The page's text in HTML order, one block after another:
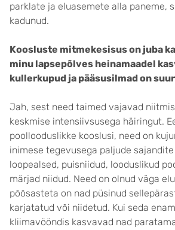
parklate ja eluasemete alla paneme,
kadunud.
Koosluste mitmekesisus on juba
minu lapsepõlves heinamaadel
kullerkupud ja pääsusilmad on
Jah, sest need taimed vajavad
keskmise intensiivsusega häiringut.
poollooduslikke kooslusi, need on
inimese tegevusega paljude
loopealsed, puisniidud, looduslikud
märjad niidud. Need on olnud väga
põõsasteta on nad püsinud
karjatatud või niidetud. Kui seda
kliimavööndis kasvavad nad